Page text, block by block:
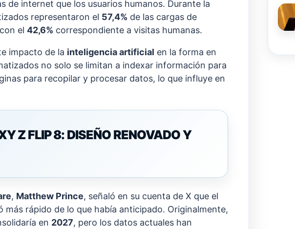
de internet que los usuarios humanos. Durante la
representaron el 57,4% de las cargas de
el 42,6% correspondiente a visitas humanas.
impacto de la inteligencia artificial en la forma en
no solo se limitan a indexar información para
para recopilar y procesar datos, lo que influye en
Z FLIP 8: DISEÑO RENOVADO Y
, Matthew Prince, señaló en su cuenta de X que el
rápido de lo que había anticipado. Originalmente,
en 2027, pero los datos actuales han